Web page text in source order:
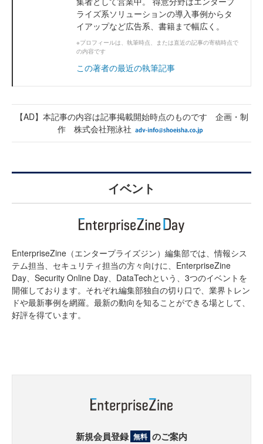
ライズ系ソリューションの導入事例からタ
イアップなど広告系、書籍まで幅広く。
※プロフィールは、執筆時点、または直近の記事の寄稿時点で
の内容です
この著者の最近の執筆記事
【AD】本記事の内容は記事掲載開始時点のものです 企画・制
作 株式会社翔泳社
イベント
EnterpriseZine（エンタープライズジン）編集部では、情報シス
テム担当、セキュリティ担当の方々向けに、EnterpriseZine
Day、Security Online Day、DataTechという、3つのイベントを
開催しております。それぞれ編集部独自の切り口で、業界トレン
ドや最新事例を網羅。最新の動向を知ることができる場として、
好評を得ています。
新規会員登録 無料 のご案内